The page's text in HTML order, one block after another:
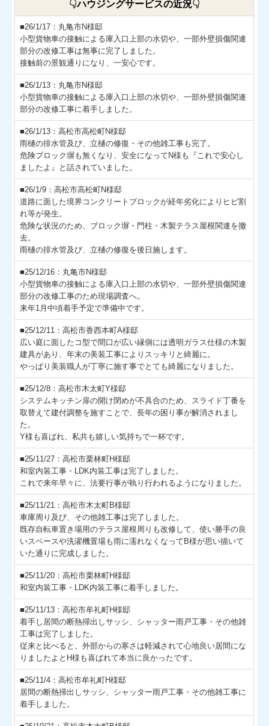
👇ハウジングサービスの近況👇
■26/1/17：丸亀市N様邸
小型貨物車の接触による庫入口上部の水切や、一部外壁損傷関連
部分の改修工事は無事に完了しました。
接触前の景観通りになり、一安心です。
■26/1/13：丸亀市N様邸
小型貨物車の接触による庫入口上部の水切や、一部外壁損傷関連
部分の改修工事に着手しました。
■26/1/13：高松市高松町N様邸
雨樋の排水管及び、立樋の修復・その他雑工事も完了。
危険ブロック塀も無くなり、安全になってN様も『これで安心し
ましたよ』と話されていました。
■26/1/9：高松市高松町N様邸
道路に面した境界コンクリートブロックが経年劣化によりヒビ割
れ等が発生。
危険な状況のため、ブロック塀・門柱・木製テラス屋根関連を撤
去。
雨樋の排水管及び、立樋の修復を後日施します。
■25/12/16：丸亀市N様邸
小型貨物車の接触による庫入口上部の水切や、一部外壁損傷関連
部分の改修工事のため現場調査へ。
来年1月中頃着手予定で準備中です。
■25/12/11：高松市香西本町A様邸
広い庭に面したコ型で間口が広い縁側には透明ガラス仕様の木製
建具があり、年末の美装工事によりスッキリと綺麗に。
やっぱり美装職人が丁寧に施す事でとても綺麗になりました。
■25/12/8：高松市木太町Y様邸
システムキッチン扉の開け閉めが不具合のため、スライド丁番を
取替えて建付調整を施すことで、長年の困り事が解消されまし
た。
Y様も喜ばれ、私共も嬉しい気持ちで一杯です。
■25/11/27：高松市栗林町H様邸
和室内装工事・LDK内装工事は完了しました。
これで来年早々に、法要行事が執り行われるようになりました。
■25/11/21：高松市木太町B様邸
車庫周り及び、その他雑工事は完了しました。
既存自転車置き場用のテラス屋根周りも改修して、使い勝手の良
いスペースや洗濯機置場も雨に濡れなくなってB様が思い描いて
いた通りに完成しました。
■25/11/20：高松市栗林町H様邸
和室内装工事・LDK内装工事に着手しました。
■25/11/13：高松市牟礼町H様邸
着手し居間の断熱掃出しサッシ、シャッター雨戸工事・その他雑
工事は完了しました。
従来と比べると、外部からの寒さは軽減されて心地良い居間にな
りましたよとH様も喜ばれて本当に良かったです。
■25/11/4：高松市牟礼町H様邸
居間の断熱掃出しサッシ、シャッター雨戸工事・その他雑工事に
着手しました。